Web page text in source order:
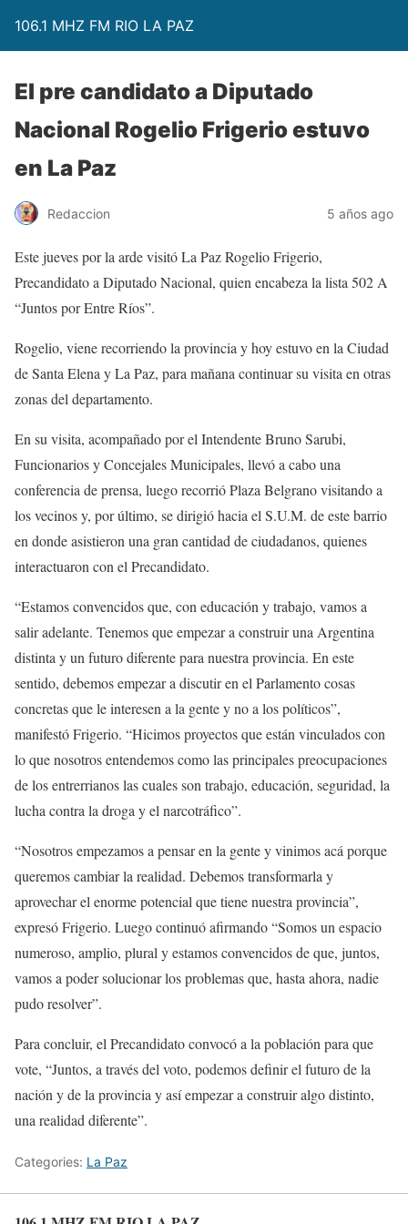
106.1 MHZ FM RIO LA PAZ
El pre candidato a Diputado
Nacional Rogelio Frigerio estuvo
en La Paz
Redaccion 5 años ago
Este jueves por la arde visitó La Paz Rogelio Frigerio,
Precandidato a Diputado Nacional, quien encabeza la lista 502 A
“Juntos por Entre Ríos”.
Rogelio, viene recorriendo la provincia y hoy estuvo en la Ciudad
de Santa Elena y La Paz, para mañana continuar su visita en otras
zonas del departamento.
En su visita, acompañado por el Intendente Bruno Sarubi,
Funcionarios y Concejales Municipales, llevó a cabo una
conferencia de prensa, luego recorrió Plaza Belgrano visitando a
los vecinos y, por último, se dirigió hacia el S.U.M. de este barrio
en donde asistieron una gran cantidad de ciudadanos, quienes
interactuaron con el Precandidato.
“Estamos convencidos que, con educación y trabajo, vamos a
salir adelante. Tenemos que empezar a construir una Argentina
distinta y un futuro diferente para nuestra provincia. En este
sentido, debemos empezar a discutir en el Parlamento cosas
concretas que le interesen a la gente y no a los políticos”,
manifestó Frigerio. “Hicimos proyectos que están vinculados con
lo que nosotros entendemos como las principales preocupaciones
de los entrerrianos las cuales son trabajo, educación, seguridad, la
lucha contra la droga y el narcotráfico”.
“Nosotros empezamos a pensar en la gente y vinimos acá porque
queremos cambiar la realidad. Debemos transformarla y
aprovechar el enorme potencial que tiene nuestra provincia”,
expresó Frigerio. Luego continuó afirmando “Somos un espacio
numeroso, amplio, plural y estamos convencidos de que, juntos,
vamos a poder solucionar los problemas que, hasta ahora, nadie
pudo resolver”.
Para concluir, el Precandidato convocó a la población para que
vote, “Juntos, a través del voto, podemos definir el futuro de la
nación y de la provincia y así empezar a construir algo distinto,
una realidad diferente”.
Categories: La Paz